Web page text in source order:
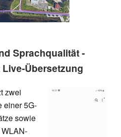
Sprachqualität -
Übersetzung
zwei
einer 5G-
sowie